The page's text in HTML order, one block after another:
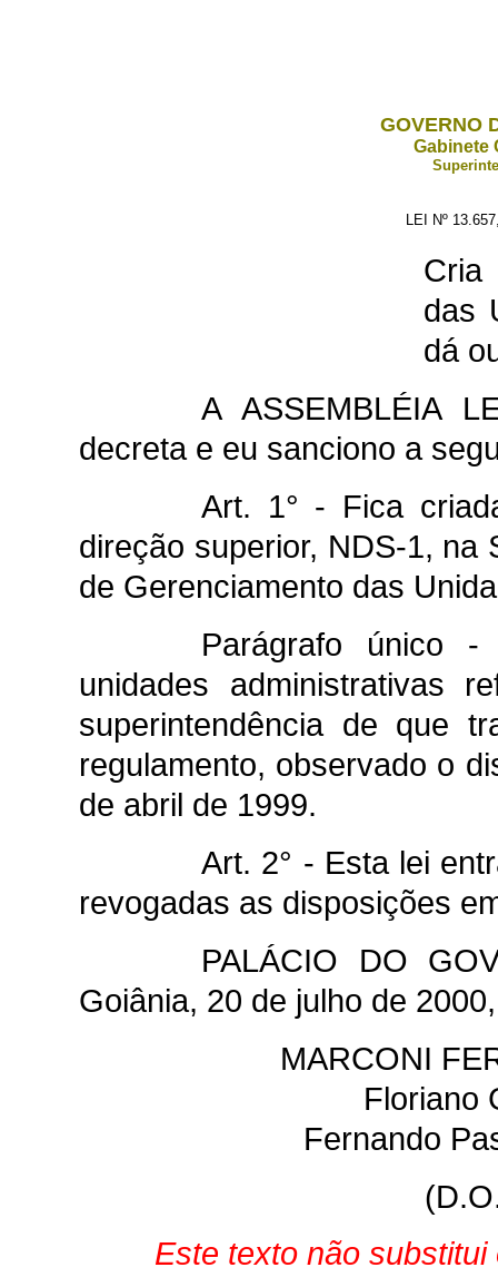
GOVERNO
Gabinete
LEI Nº
Cria
das
dá
A ASSEMBLÉIA
decreta e eu sanciono a
Art. 1° - Fica
direção superior, NDS-1, na
de Gerenciamento das
Parágrafo único
unidades administrativas
superintendência de
regulamento, observado o
de abril de 1999.
Art. 2° - Esta lei
revogadas as disposições
PALÁCIO DO
Goiânia, 20 de julho de
MARCONI
Floriano
Fernando
Este texto não